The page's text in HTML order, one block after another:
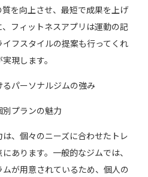
を向上させ、最短で成果を上げ
フィットネスアプリは運動の記
フスタイルの提案も行ってくれ
現します。
パーソナルジムの強み
プランの魅力
、個々のニーズに合わせたトレ
あります。一般的なジムでは、
が用意されているため、個人の